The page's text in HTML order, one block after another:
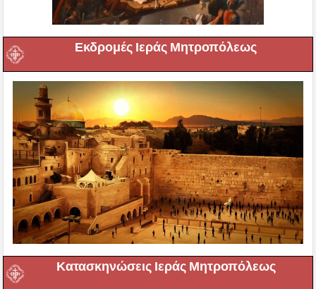
Εκδρομές Ιεράς Μητροπόλεως
Κατασκηνώσεις Ιεράς Μητροπόλεως